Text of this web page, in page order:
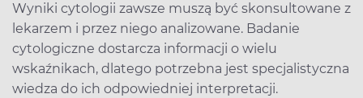
Wyniki cytologii zawsze muszą być skonsultowane z
lekarzem i przez niego analizowane. Badanie
cytologiczne dostarcza informacji o wielu
wskaźnikach, dlatego potrzebna jest specjalistyczna
wiedza do ich odpowiedniej interpretacji.